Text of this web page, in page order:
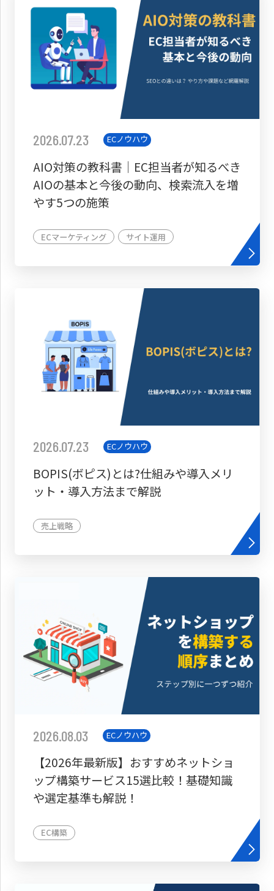
2026.07.23 ECノウハウ
AIO対策の教科書│EC担当者が知るべき
AIOの基本と今後の動向、検索流入を増
やす5つの施策
ECマーケティング サイト運用
2026.07.23 ECノウハウ
BOPIS(ボピス)とは?仕組みや導入メリ
ット・導入方法まで解説
売上戦略
2026.08.03 ECノウハウ
【2026年最新版】おすすめネットショ
ップ構築サービス15選比較！基礎知識
や選定基準も解説！
EC構築